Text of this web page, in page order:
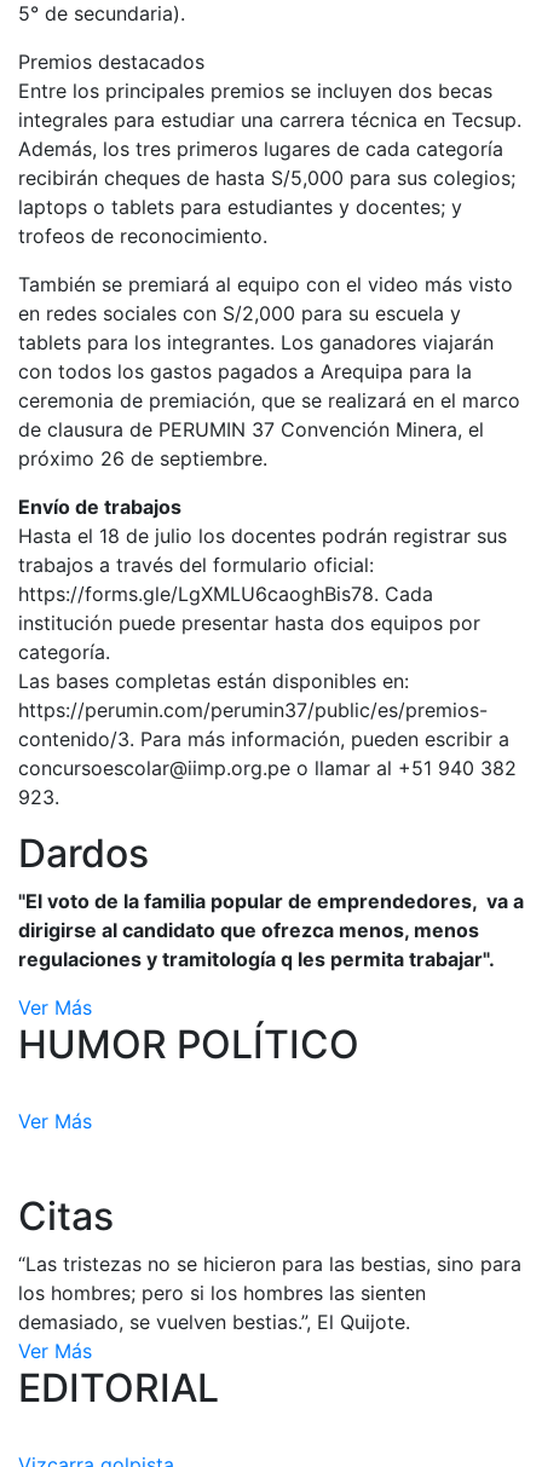
5° de secundaria).
Premios destacados
Entre los principales premios se incluyen dos becas
integrales para estudiar una carrera técnica en Tecsup.
Además, los tres primeros lugares de cada categoría
recibirán cheques de hasta S/5,000 para sus colegios;
laptops o tablets para estudiantes y docentes; y
trofeos de reconocimiento.
También se premiará al equipo con el video más visto
en redes sociales con S/2,000 para su escuela y
tablets para los integrantes. Los ganadores viajarán
con todos los gastos pagados a Arequipa para la
ceremonia de premiación, que se realizará en el marco
de clausura de PERUMIN 37 Convención Minera, el
próximo 26 de septiembre.
Envío de trabajos
Hasta el 18 de julio los docentes podrán registrar sus
trabajos a través del formulario oficial:
https://forms.gle/LgXMLU6caoghBis78. Cada
institución puede presentar hasta dos equipos por
categoría.
Las bases completas están disponibles en:
https://perumin.com/perumin37/public/es/premios-
contenido/3. Para más información, pueden escribir a
concursoescolar@iimp.org.pe o llamar al +51 940 382
923.
Dardos
"El voto de la familia popular de emprendedores, va a
dirigirse al candidato que ofrezca menos, menos
regulaciones y tramitología q les permita trabajar".
Ver Más
HUMOR POLÍTICO
Ver Más
Citas
“Las tristezas no se hicieron para las bestias, sino para
los hombres; pero si los hombres las sienten
demasiado, se vuelven bestias.”, El Quijote.
Ver Más
EDITORIAL